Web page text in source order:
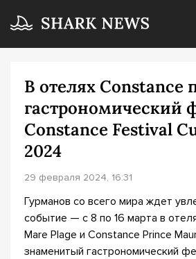
В отелях Constance
гастрономический
Constance Festival
2024
29 февраля 2024, 16:31
Гурманов со всего мира ждет
событие — с 8 по 16 марта в
Mare Plage и Constance Prince
знаменитый гастрономический